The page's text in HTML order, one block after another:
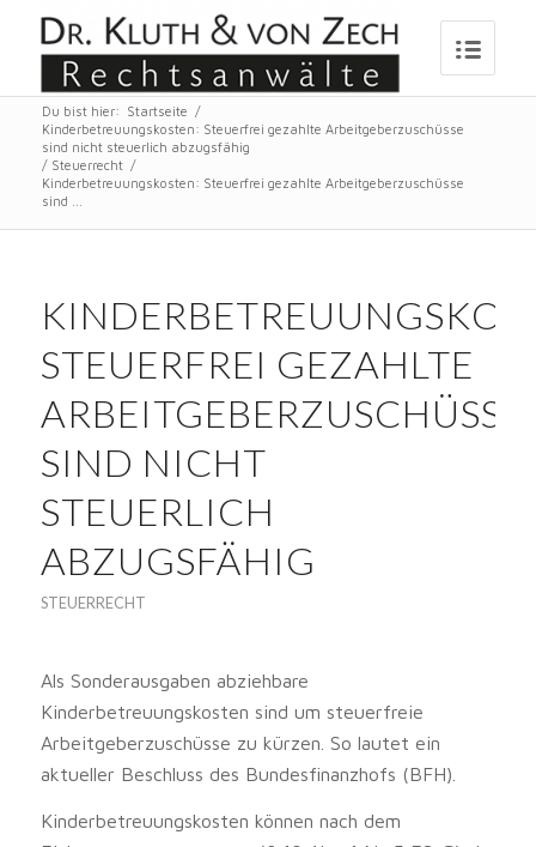
Du bist hier: Startseite
/
Kinderbetreuungskosten: Steuerfrei gezahlte Arbeitgeberzuschüsse
sind nicht steuerlich abzugsfähig
/ Steuerrecht /
Kinderbetreuungskosten: Steuerfrei gezahlte Arbeitgeberzuschüsse
sind ...
STEUERFREI GEZAHLTE
ARBEITGEBERZUSCHÜSSE
SIND NICHT
STEUERLICH
ABZUGSFÄHIG
STEUERRECHT
Als Sonderausgaben abziehbare
Kinderbetreuungskosten sind um steuerfreie
Arbeitgeberzuschüsse zu kürzen. So lautet ein
aktueller Beschluss des Bundesfinanzhofs (BFH).
Kinderbetreuungskosten können nach dem